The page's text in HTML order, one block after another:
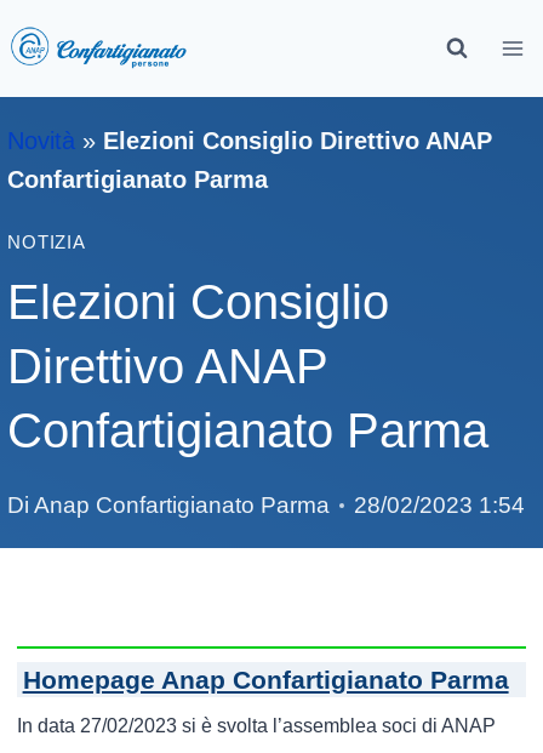
Novità » Elezioni Consiglio Direttivo ANAP
Confartigianato Parma
NOTIZIA
Elezioni Consiglio
Direttivo ANAP
Confartigianato Parma
Di Anap Confartigianato Parma 28/02/2023 1:54
Homepage Anap Confartigianato Parma
In data 27/02/2023 si è svolta l’assemblea soci di ANAP